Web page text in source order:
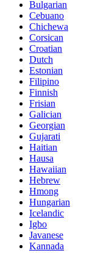
Bulgarian
Cebuano
Chichewa
Corsican
Croatian
Dutch
Estonian
Filipino
Finnish
Frisian
Galician
Georgian
Gujarati
Haitian
Hausa
Hawaiian
Hebrew
Hmong
Hungarian
Icelandic
Igbo
Javanese
Kannada